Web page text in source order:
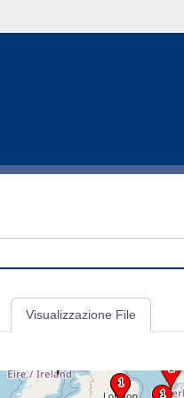
Visualizzazione File